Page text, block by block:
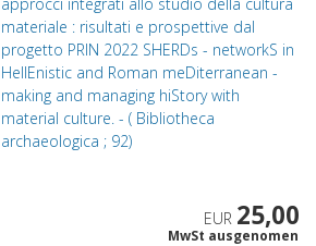
materiale : risultati e prospettive dal
progetto PRIN 2022 SHERDs - networkS in
HellEnistic and Roman meDiterranean -
making and managing hiStory with
material culture. - ( Bibliotheca
archaeologica ; 92)
EUR 25,00
MwSt ausgenomen